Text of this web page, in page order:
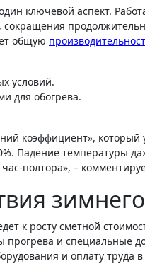
ключевой аспект.
общую
условий.
для обогрева.
коэффициент», который
Падение температуры
полтора», –
к росту сметной
прогрева и специальные
и оплату труда